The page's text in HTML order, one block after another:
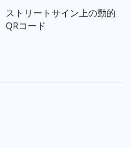
ストリートサイン上の動的
QRコード